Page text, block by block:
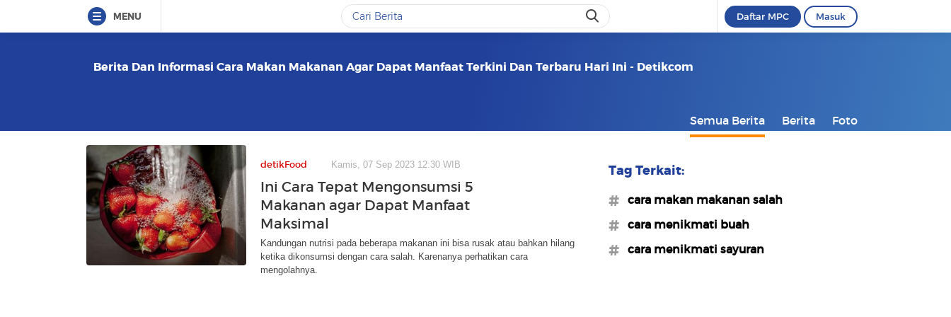
MENU Daftar MPC Masuk
Berita Dan Informasi Cara Makan Makanan Agar Dapat Manfaat Terkini Dan Terbaru Hari Ini - Detikcom
Semua Berita Berita Foto
detikFood Kamis, 07 Sep 2023 12:30 WIB
Ini Cara Tepat Mengonsumsi 5
Makanan agar Dapat Manfaat
Maksimal
Kandungan nutrisi pada beberapa makanan ini bisa rusak atau bahkan hilang
ketika dikonsumsi dengan cara salah. Karenanya perhatikan cara
mengolahnya.
Tag Terkait:
#cara makan makanan salah
#cara menikmati buah
#cara menikmati sayuran